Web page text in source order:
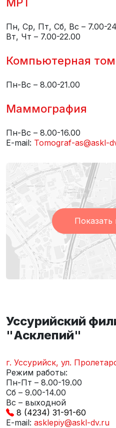
Пн, Ср, Пт, Сб, Вс – 7.00-
Вт, Чт – 7.00-22.00
Компьютерная
Пн-Вс – 8.00-21.00
Маммография
Пн-Вс – 8.00-16.00
E-mail: Tomograf-as@askl-
Показать
Уссурийский
"Асклепий"
г. Уссурийск, ул.
Режим работы:
Пн-Пт – 8.00-19.00
Сб – 9.00-14.00
Вс – выходной
8 (4234) 31-91-60
E-mail: asklepiy@askl-dv.ru